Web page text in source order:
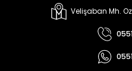
Melra Kız Çocuk Kot Pantolon
₺
Velişaban Mh.